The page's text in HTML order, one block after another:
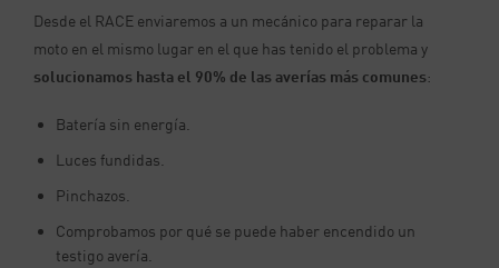
Desde el RACE enviaremos a un mecánico para reparar la
moto en el mismo lugar en el que has tenido el problema y
solucionamos hasta el 90% de las averías más comunes:
Batería sin energía.
Luces fundidas.
Pinchazos.
Comprobamos por qué se puede haber encendido un
testigo avería.